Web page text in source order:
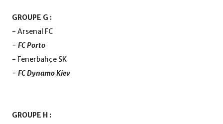
GROUPE G :
- Arsenal FC
- FC Porto
- Fenerbahçe SK
- FC Dynamo Kiev
GROUPE H :